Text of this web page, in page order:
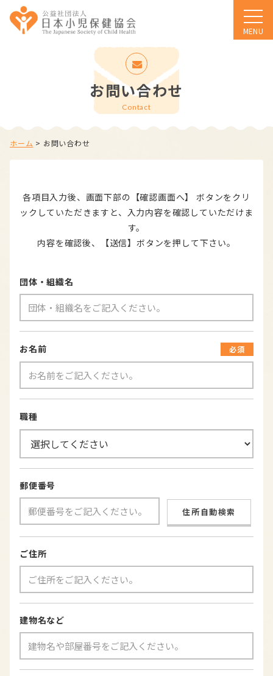
MENU
お問い合わせ
Contact
ホーム > お問い合わせ
各項目入力後、画面下部の【確認画面へ】 ボタンをクリ
ックしていただきますと、入力内容を確認していただけま
す。
内容を確認後、【送信】ボタンを押して下さい。
団体・組織名
お名前 必須
職種
郵便番号
住所自動検索
ご住所
建物名など